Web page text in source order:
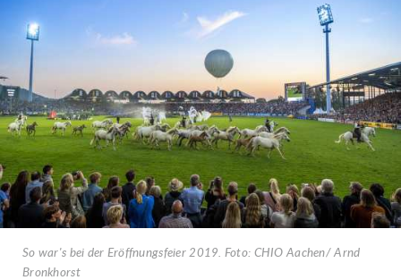
So war's bei der Eröffnungsfeier 2019. Foto: CHIO Aachen/ Arnd
Bronkhorst